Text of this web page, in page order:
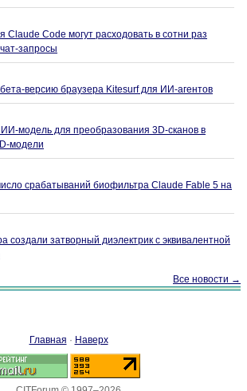
Claude Code могут расходовать в сотни раз
запросы
версию браузера Kitesurf для ИИ-агентов
модель для преобразования 3D-сканов в
модели
срабатываний биофильтра Claude Fable 5 на
создали затворный диэлектрик с эквивалентной
Все новости →
Главная · Наверх